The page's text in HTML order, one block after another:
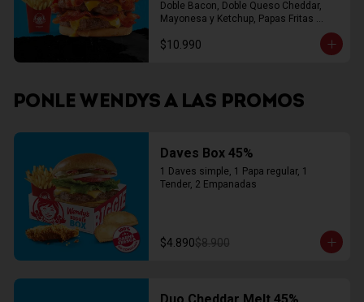
Doble Bacon, Doble Queso Cheddar,
Mayonesa y Ketchup, Papas Fritas
$10.990
PONLE WENDYS A LAS PROMOS
Daves Box 45%
1 Daves simple, 1 Papa regular, 1
Tender, 2 Empanadas
$4.890$8.900